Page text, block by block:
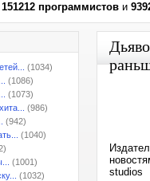
151212 программистов и
(1034)
(1086)
(1073)
(986)
(942)
(1040)
(1001)
(1032)
studios